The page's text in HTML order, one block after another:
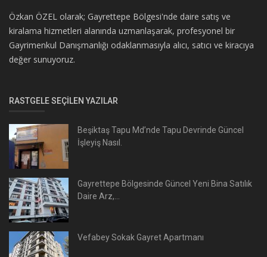
Özkan ÖZEL olarak; Gayrettepe Bölgesi'nde daire satış ve
kiralama hizmetleri alanında uzmanlaşarak, profesyonel bir
Gayrimenkul Danışmanlığı odaklanmasıyla alıcı, satıcı ve kiracıya
değer sunuyoruz.
RASTGELE SEÇILEN YAZILAR
Beşiktaş Tapu Md’nde Tapu Devrinde Güncel
İşleyiş Nasıl.
Gayrettepe Bölgesinde Güncel Yeni Bina Satılık
Daire Arz,...
Vefabey Sokak Gayret Apartmanı